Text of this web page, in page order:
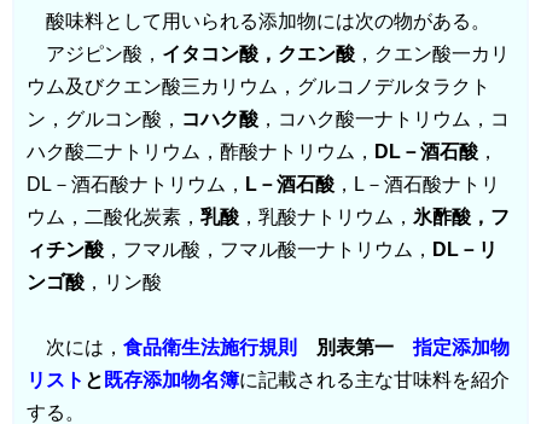
酸味料として用いられる添加物には次の物がある。
アジピン酸， イタコン酸，クエン酸 ，クエン酸一カリ
ウム及びクエン酸三カリウム，グルコノデルタラクト
ン，グルコン酸， コハク酸 ，コハク酸一ナトリウム，コ
ハク酸二ナトリウム，酢酸ナトリウム， DL－酒石酸 ，
DL－酒石酸ナトリウム， L－酒石酸 ，L－酒石酸ナトリ
ウム，二酸化炭素， 乳酸 ，乳酸ナトリウム， 氷酢酸，フ
ィチン酸 ，フマル酸，フマル酸一ナトリウム， DL－リ
ンゴ酸 ，リン酸
次には， 食品衛生法施行規則 別表第一指定添加物
リスト と 既存添加物名簿に記載される主な甘味料を紹介
する。